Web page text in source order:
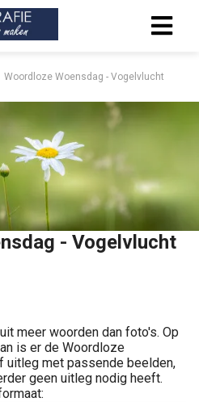
Woordloze Woensdag - Vogelvlucht
- Vogelvlucht
meer woorden dan foto's. Op
is er de Woordloze
uitleg met passende beelden,
geen uitleg nodig heeft.